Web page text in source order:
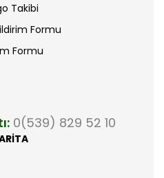
Takibi
Formu
Formu
0(539) 829 52 10